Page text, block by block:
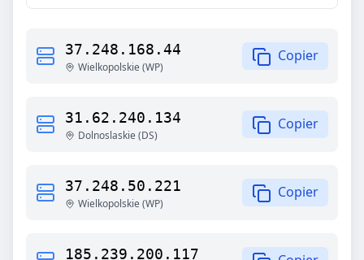
37.248.168.44
Wielkopolskie(WP)
Copier
31.62.240.134
Dolnoslaskie(DS)
Copier
37.248.50.221
Wielkopolskie(WP)
Copier
185.239.200.117